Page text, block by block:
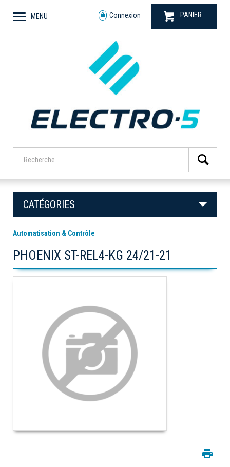
MENU Connexion PANIER
CATÉGORIES
Automatisation & Contrôle
PHOENIX ST-REL4-KG 24/21-21